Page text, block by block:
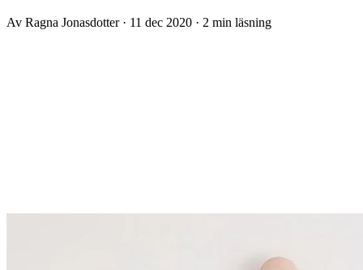
Av Ragna Jonasdotter · 11 dec 2020 · 2 min läsning